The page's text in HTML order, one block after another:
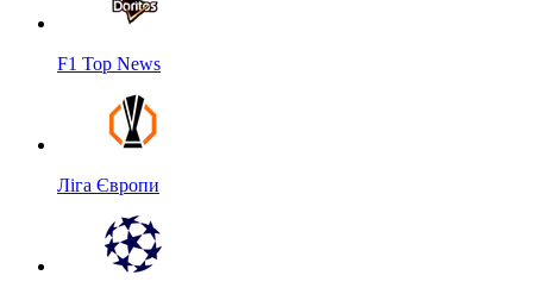
F1 Top News
Ліга Європи